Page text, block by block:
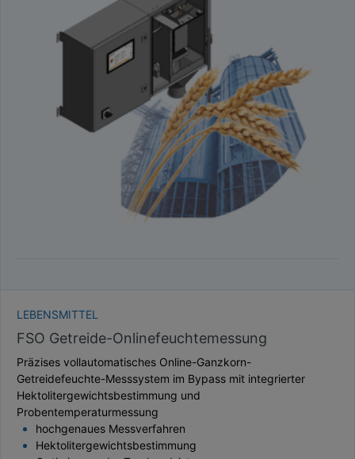
LEBENSMITTEL
FSO Getreide-Onlinefeuchtemessung
Präzises vollautomatisches Online-Ganzkorn-
Getreidefeuchte-Messsystem im Bypass mit integrierter
Hektolitergewichtsbestimmung und
Probentemperaturmessung
hochgenaues Messverfahren
Hektolitergewichtsbestimmung